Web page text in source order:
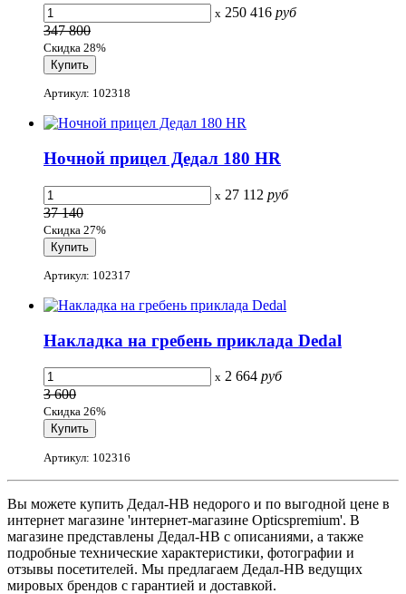
x 250 416 руб
347 800
Скидка 28%
Артикул: 102318
Ночной прицел Дедал 180 HR
x 27 112 руб
37 140
Скидка 27%
Артикул: 102317
Накладка на гребень приклада Dedal
x 2 664 руб
3 600
Скидка 26%
Артикул: 102316
Вы можете купить Дедал-НВ недорого и по выгодной цене в
интернет магазине 'интернет-магазине Opticspremium'. В
магазине представлены Дедал-НВ с описаниями, а также
подробные технические характеристики, фотографии и
отзывы посетителей. Мы предлагаем Дедал-НВ ведущих
мировых брендов с гарантией и доставкой.